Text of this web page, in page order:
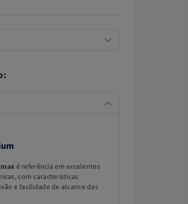
é referência em excelentes
com características
e facilidade de alcance das